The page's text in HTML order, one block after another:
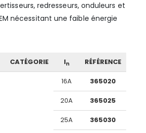
redresseurs, onduleurs et
nécessitant une faible énergie
CATÉGORIE In RÉFÉRENCE
16A 365020
20A 365025
25A 365030